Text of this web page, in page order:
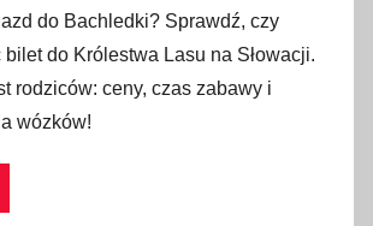
do Bachledki? Sprawdź, czy
do Królestwa Lasu na Słowacji.
rodziców: ceny, czas zabawy i
wózków!